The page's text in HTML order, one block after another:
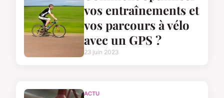
vos entraînements et
vos parcours à vélo
avec un GPS ?
23 juin 2023
ACTU